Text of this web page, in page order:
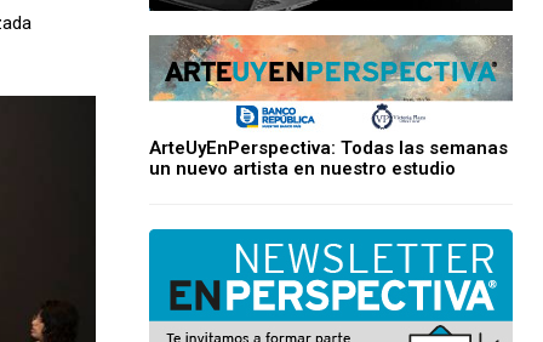
ArteUyEnPerspectiva: Todas las semanas
un nuevo artista en nuestro estudio